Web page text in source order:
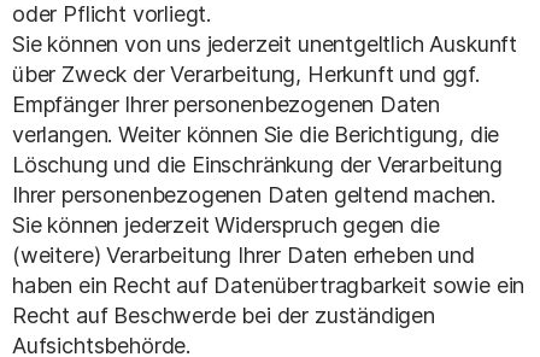
oder Pflicht vorliegt.
Sie können von uns jederzeit unentgeltlich Auskunft
über Zweck der Verarbeitung, Herkunft und ggf.
Empfänger Ihrer personenbezogenen Daten
verlangen. Weiter können Sie die Berichtigung, die
Löschung und die Einschränkung der Verarbeitung
Ihrer personenbezogenen Daten geltend machen.
Sie können jederzeit Widerspruch gegen die
(weitere) Verarbeitung Ihrer Daten erheben und
haben ein Recht auf Datenübertragbarkeit sowie ein
Recht auf Beschwerde bei der zuständigen
Aufsichtsbehörde.